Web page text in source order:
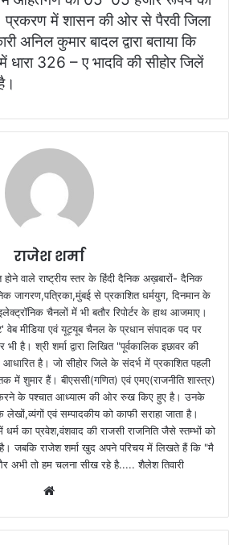
प्रकरण में शासन की ओर से पैरवी जिला
अनिल कुमार बादल द्वारा बताया कि
326 – ए भादवि की सीहोर जिलें
राजेश शर्मा
वाले राष्ट्रीय स्तर के हिंदी दैनिक अख़बारों- दैनिक
जागरण,पत्रिका,मुंबई से प्रकाशित धर्मयुग, दिनमान के
चैनलों में भी बतौर रिपोर्टर के हाथ आजमाए।
वेब मीडिया एवं यूट्यूब चैनल के प्रधान संपादक पद पर
है। श्री शर्मा द्वारा लिखित "पूर्वकालिक इछावर की
आधारित है। जो सीहोर जिले के संदर्भ में प्रकाशित पहली
में शुमार हैं। बीएससी(गणित) एवं एमए(राजनीति शास्त्र)
करने के पश्चात आध्यात्म की ओर रुख किए हुए है। उनके
लेखों,व्यंगों एवं सम्पादकीय को काफी सराहा जाता है।
धर्म का प्रवेश,वंशवाद की राजसी राजनिति जैसे स्तम्भों को
जबकि राजेश शर्मा खुद अपने परिचय में लिखते हैं कि "मै
अभी तो हम चलना सीख रहे है..... शैलेश तिवारी
b